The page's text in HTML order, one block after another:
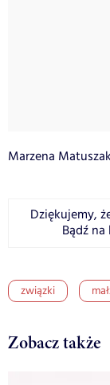
Marzena
Dziękujemy,
Bądź na
związki
Zobacz także